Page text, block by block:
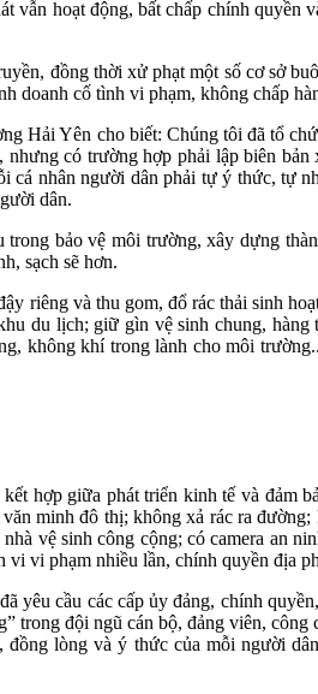
vẫn hoạt động, bất chấp chính
đồng thời xử phạt một số cơ sở
doanh cố tình vi phạm, không chấp
Hải Yên cho biết: Chúng tôi đã tổ
có trường hợp phải lập biên
cá nhân người dân phải tự ý thức, tự
dân.
bảo vệ môi trường, xây dựng
sạch sẽ hơn.
riêng và thu gom, đổ rác thải sinh
du lịch; giữ gìn vệ sinh chung,
không khí trong lành cho môi
hợp giữa phát triển kinh tế và
minh đô thị; không xả rác ra
vệ sinh công cộng; có camera an
vi phạm nhiều lần, chính quyền địa
yêu cầu các cấp ủy đảng, chính
trong đội ngũ cán bộ, đảng viên,
lòng và ý thức của mỗi người